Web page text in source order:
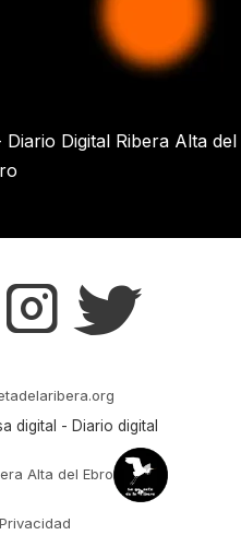
Digital Ribera Alta del
t r
digital - Diario digital
Alta del Ebro